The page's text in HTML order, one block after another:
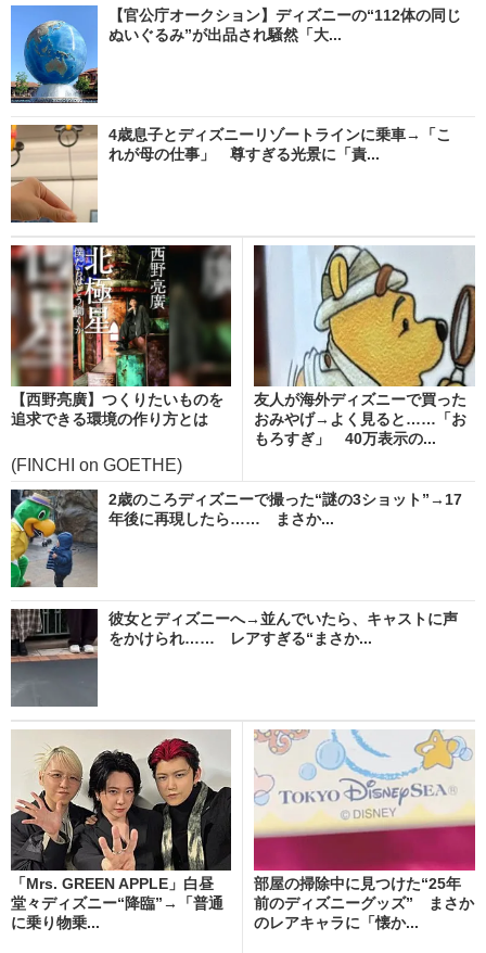
【官公庁オークション】ディズニーの“112体の同じ
ぬいぐるみ”が出品され騒然「大...
4歳息子とディズニーリゾートラインに乗車→「こ
れが母の仕事」 尊すぎる光景に「責...
【西野亮廣】つくりたいものを
追求できる環境の作り方とは
(FINCHI on GOETHE)
友人が海外ディズニーで買った
おみやげ→よく見ると……「お
もろすぎ」 40万表示の...
2歳のころディズニーで撮った“謎の3ショット”→17
年後に再現したら…… まさか...
彼女とディズニーへ→並んでいたら、キャストに声
をかけられ…… レアすぎる“まさか...
「Mrs. GREEN APPLE」白昼
堂々ディズニー“降臨”→「普通
に乗り物乗...
部屋の掃除中に見つけた“25年
前のディズニーグッズ” まさか
のレアキャラに「懐か...